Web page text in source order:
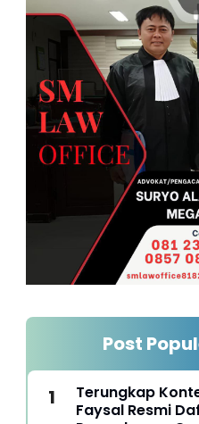
Post
Terungkap
Faysal Resmi